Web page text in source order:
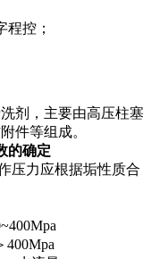
控；
剂，主要由高压柱塞
件等组成。
的确定
压力应根据垢性质合
400Mpa